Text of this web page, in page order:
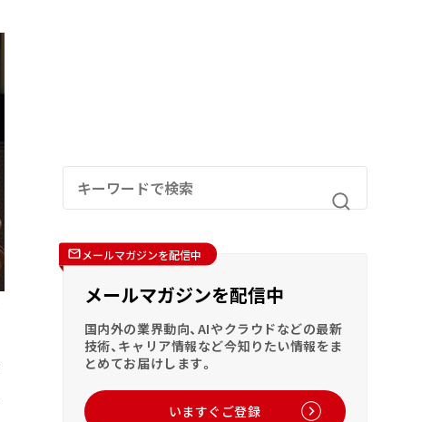
メールマガジンを配信中
メールマガジンを配信中
国内外の業界動向、AIやクラウドなどの最新
技術、キャリア情報など今知りたい情報をま
とめてお届けします。
いますぐご登録